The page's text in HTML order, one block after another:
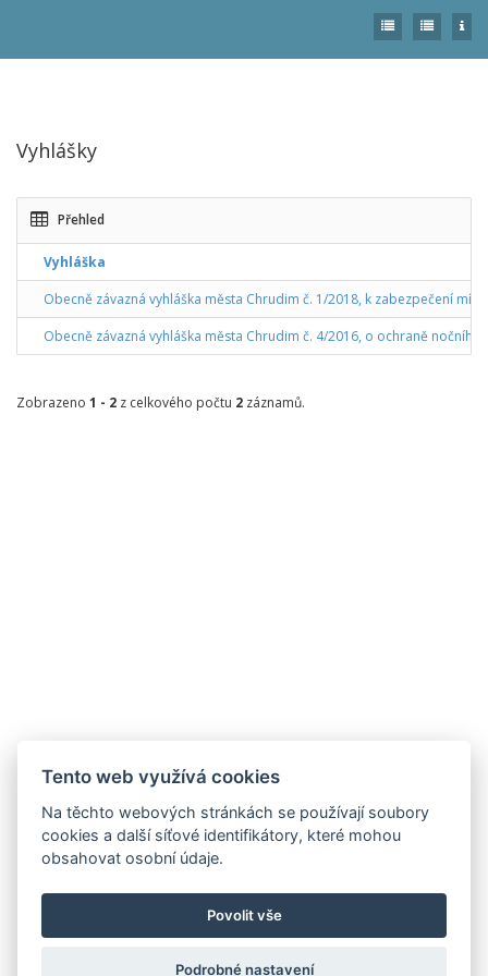
Toggle
navigation
Toggle
navigation
Vyhlášky
Přehled
Vyhláška
Obecně závazná vyhláška města Chrudim č. 1/2018, k zabezpečení
Obecně závazná vyhláška města Chrudim č. 4/2016, o ochraně nočního
Zobrazeno 1 - 2 z celkového počtu 2 záznamů.
Tento web využívá cookies
Na těchto webových stránkách se používají soubory
cookies a další síťové identifikátory, které mohou
obsahovat osobní údaje.
Povolit vše
Podrobné nastavení